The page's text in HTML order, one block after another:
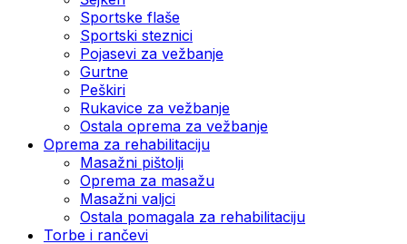
Sportske flaše
Sportski steznici
Pojasevi za vežbanje
Gurtne
Peškiri
Rukavice za vežbanje
Ostala oprema za vežbanje
Oprema za rehabilitaciju
Masažni pištolji
Oprema za masažu
Masažni valjci
Ostala pomagala za rehabilitaciju
Torbe i rančevi